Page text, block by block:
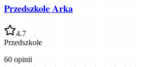
Przedszkole Arka
4.7
Przedszkole
60 opinii